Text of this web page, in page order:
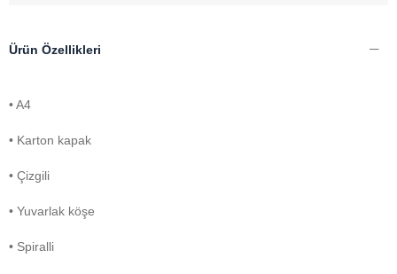
Ürün Özellikleri
• A4
• Karton kapak
• Çizgili
• Yuvarlak köşe
• Spiralli